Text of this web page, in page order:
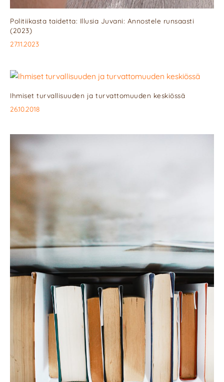
Politiikasta taidetta: Illusia Juvani: Annostele runsaasti
(2023)
27.11.2023
Ihmiset turvallisuuden ja turvattomuuden keskiössä
26.10.2018